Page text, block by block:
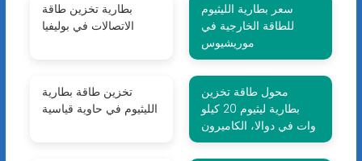
بطارية تخزين طاقة
الاتصالات في بوليفيا
سعر بطارية الليثيوم
للطاقة الخارجية في
موريشيوس
تخزين طاقة بطارية
الليثيوم في حاوية قياسية
محول طاقة تخزين
بطارية ليثيوم 20 كيلو
وات في دوالا، الكاميرون